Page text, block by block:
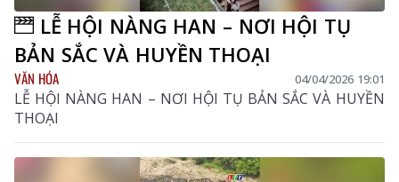
LỄ HỘI NÀNG HAN – NƠI HỘI TỤ
BẢN SẮC VÀ HUYỀN THOẠI
VĂN HÓA 04/04/2026 19:01
LỄ HỘI NÀNG HAN – NƠI HỘI TỤ BẢN SẮC VÀ HUYỀN
THOẠI